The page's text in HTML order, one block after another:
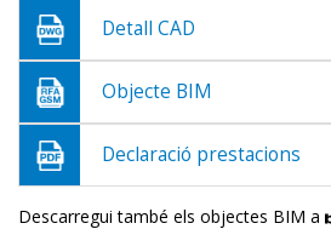
Detall CAD
Objecte BIM
Declaració prestacions
Descarregui també els objectes BIM a